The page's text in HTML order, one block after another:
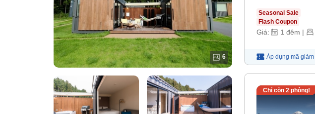
6
Seasonal Sale
Flash Coupon
Giá: 1 đêm |
Áp dụng mã giảm
Chỉ còn 2 phòng!